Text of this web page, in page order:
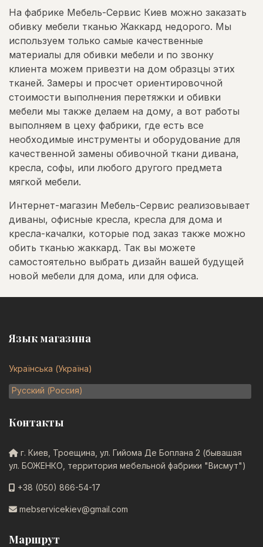
На фабрике Мебель-Сервис Киев можно заказать
обивку мебели тканью Жаккард недорого. Мы
используем только самые качественные
материалы для обивки мебели и по звонку
клиента можем привезти на дом образцы этих
тканей. Замеры и просчет ориентировочной
стоимости выполнения перетяжки и обивки
мебели мы также делаем на дому, а вот работы
выполняем в цеху фабрики, где есть все
необходимые инструменты и оборудование для
качественной замены обивочной ткани дивана,
кресла, софы, или любого другого предмета
мягкой мебели.
Интернет-магазин Мебель-Сервис реализовывает
диваны, офисные кресла, кресла для дома и
кресла-качалки, которые под заказ также можно
обить тканью жаккард. Так вы можете
самостоятельно выбрать дизайн вашей будущей
новой мебели для дома, или для офиса.
Язык магазина
Українська (Україна)
Русский (Россия)
Контакты
г. Киев, Троещина, ул. Гийома Де Боплана 2 (бывашая
ул. БОЖЕНКО, территория мебельной фабрики "Висмут")
+38 (050) 866-54-17
mebservicekiev@gmail.com
Маршрут